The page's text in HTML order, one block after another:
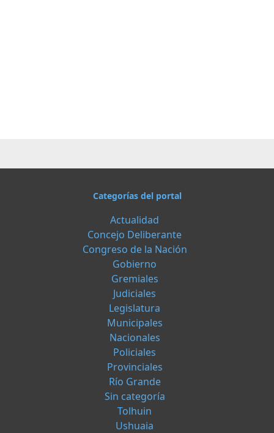
Categorías del portal
Actualidad
Concejo Deliberante
Congreso de la Nación
Gobierno
Gremiales
Judiciales
Legislatura
Municipales
Nacionales
Policiales
Provinciales
Río Grande
Sin categoría
Tolhuin
Ushuaia